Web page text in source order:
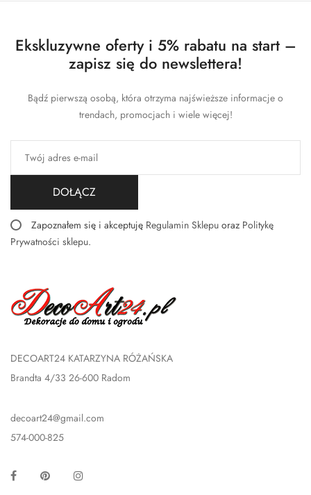
Ekskluzywne oferty i 5% rabatu na start –
zapisz się do newslettera!
Bądź pierwszą osobą, która otrzyma najświeższe informacje o
trendach, promocjach i wiele więcej!
DOŁĄCZ
Zapoznałem się i akceptuję Regulamin Sklepu oraz Politykę
Prywatności sklepu.
DECOART24 KATARZYNA RÓŻAŃSKA
Brandta 4/33 26-600 Radom
decoart24@gmail.com
574-000-825
Facebook Pinterest